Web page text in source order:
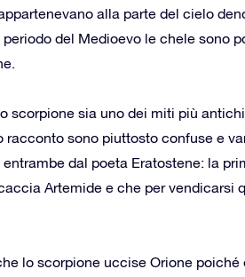
alla parte del cielo
del Medioevo le chele sono
scorpione sia uno dei miti più
sono piuttosto confuse e
dal poeta Eratostene: la
Artemide e che per vendicarsi
lo scorpione uccise Orione